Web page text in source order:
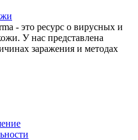
- это ресурс о вирусных и
У нас представлена
заражения и методах